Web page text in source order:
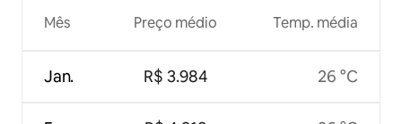
Mês
Jan.
Preço médio
R$ 3.984
Temp. média
26 °C